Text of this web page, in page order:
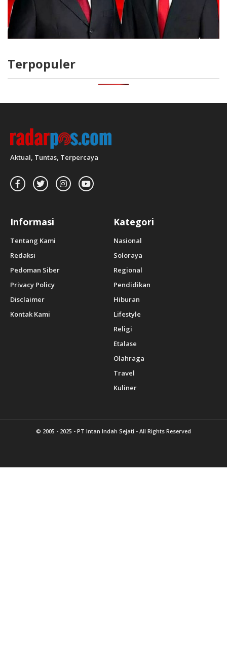
Terpopuler
Aktual, Tuntas, Terpercaya
Informasi
Tentang Kami
Redaksi
Pedoman Siber
Privacy Policy
Disclaimer
Kontak Kami
Kategori
Nasional
Soloraya
Regional
Pendidikan
Hiburan
Lifestyle
Religi
Etalase
Olahraga
Travel
Kuliner
© 2005 - 2025 - PT Intan Indah Sejati - All Rights Reserved